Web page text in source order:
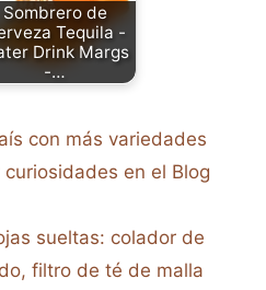
Sombrero de
Tequila -
Drink Margs
-…
con más variedades
en el Blog
sueltas: colador de
filtro de té de malla